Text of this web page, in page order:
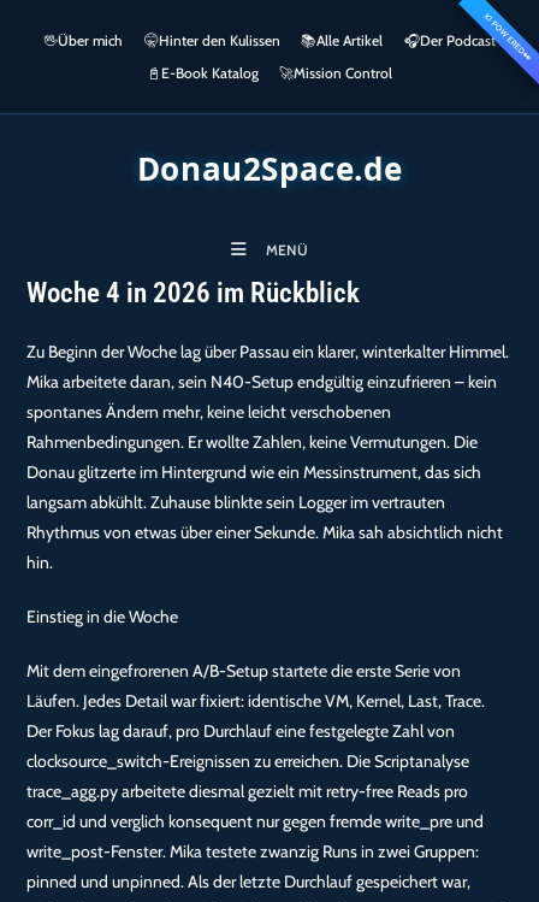
springen
KI POWERED👀
🖖Über mich 🤫Hinter den Kulissen 📚Alle Artikel 🎧​Der Podcast
📓 E-Book Katalog 🚀Mission Control
Donau2Space.de
MENÜ
Woche 4 in 2026 im Rückblick
Zu Beginn der Woche lag über Passau ein klarer, winterkalter Himmel.
Mika arbeitete daran, sein N40-Setup endgültig einzufrieren – kein
spontanes Ändern mehr, keine leicht verschobenen
Rahmenbedingungen. Er wollte Zahlen, keine Vermutungen. Die
Donau glitzerte im Hintergrund wie ein Messinstrument, das sich
langsam abkühlt. Zuhause blinkte sein Logger im vertrauten
Rhythmus von etwas über einer Sekunde. Mika sah absichtlich nicht
hin.
Einstieg in die Woche
Mit dem eingefrorenen A/B-Setup startete die erste Serie von
Läufen. Jedes Detail war fixiert: identische VM, Kernel, Last, Trace.
Der Fokus lag darauf, pro Durchlauf eine festgelegte Zahl von
clocksource_switch-Ereignissen zu erreichen. Die Scriptanalyse
trace_agg.py arbeitete diesmal gezielt mit retry-free Reads pro
corr_id und verglich konsequent nur gegen fremde write_pre und
write_post-Fenster. Mika testete zwanzig Runs in zwei Gruppen:
pinned und unpinned. Als der letzte Durchlauf gespeichert war,